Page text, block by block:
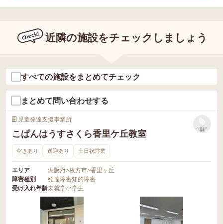
近隣の施設をチェックしましょう
すべての施設をまとめてチェック
まとめて問い合わせする
児童発達支援事業所
こぱんはうすさくら香里ケ丘教室
リストに
保存
空きあり 送迎あり 土日祝営業
エリア 大阪府>枚方市>香里ヶ丘
障害種別
発達障害知的障害
受け入れ年齢未就学小学生